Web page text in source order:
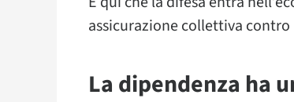
assicurazione collettiva
La dipendenza ha